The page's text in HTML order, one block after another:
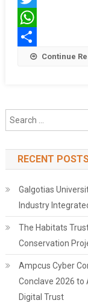
Twitter
WhatsApp
Share Continue
RECENT
Galgotias
Industry
The Habitats
Conservation
Ampcus Cyber
Conclave 2026 to
Digital Trust